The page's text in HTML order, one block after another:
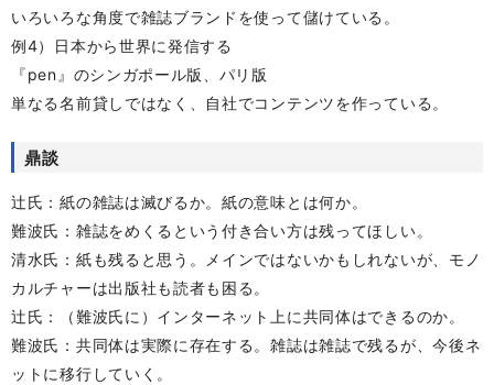
いろいろな角度で雑誌ブランドを使って儲けている。
例4）日本から世界に発信する
『pen』のシンガポール版、パリ版
単なる名前貸しではなく、自社でコンテンツを作っている。
鼎談
辻氏：紙の雑誌は滅びるか。紙の意味とは何か。
難波氏：雑誌をめくるという付き合い方は残ってほしい。
清水氏：紙も残ると思う。メインではないかもしれないが、モノ
カルチャーは出版社も読者も困る。
辻氏：（難波氏に）インターネット上に共同体はできるのか。
難波氏：共同体は実際に存在する。雑誌は雑誌で残るが、今後ネ
ットに移行していく。